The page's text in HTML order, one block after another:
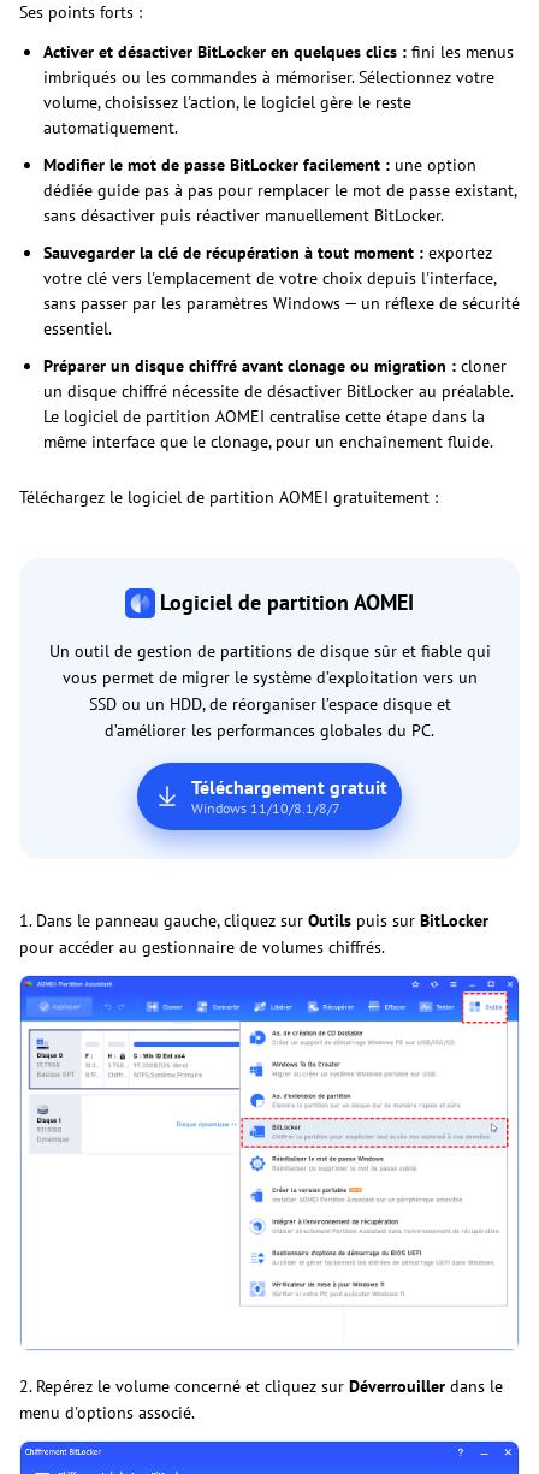
Ses points forts :
Activer et désactiver BitLocker en quelques clics : fini les menus
imbriqués ou les commandes à mémoriser. Sélectionnez votre
volume, choisissez l'action, le logiciel gère le reste
automatiquement.
Modifier le mot de passe BitLocker facilement : une option
dédiée guide pas à pas pour remplacer le mot de passe existant,
sans désactiver puis réactiver manuellement BitLocker.
Sauvegarder la clé de récupération à tout moment : exportez
votre clé vers l'emplacement de votre choix depuis l'interface,
sans passer par les paramètres Windows — un réflexe de sécurité
essentiel.
Préparer un disque chiffré avant clonage ou migration : cloner
un disque chiffré nécessite de désactiver BitLocker au préalable.
Le logiciel de partition AOMEI centralise cette étape dans la
même interface que le clonage, pour un enchaînement fluide.
Téléchargez le logiciel de partition AOMEI gratuitement :
Logiciel de partition AOMEI
Un outil de gestion de partitions de disque sûr et fiable qui
vous permet de migrer le système d’exploitation vers un
SSD ou un HDD, de réorganiser l’espace disque et
d’améliorer les performances globales du PC.
Téléchargement gratuit
Windows 11/10/8.1/8/7
1. Dans le panneau gauche, cliquez sur Outils puis sur BitLocker
pour accéder au gestionnaire de volumes chiffrés.
2. Repérez le volume concerné et cliquez sur Déverrouiller dans le
menu d'options associé.